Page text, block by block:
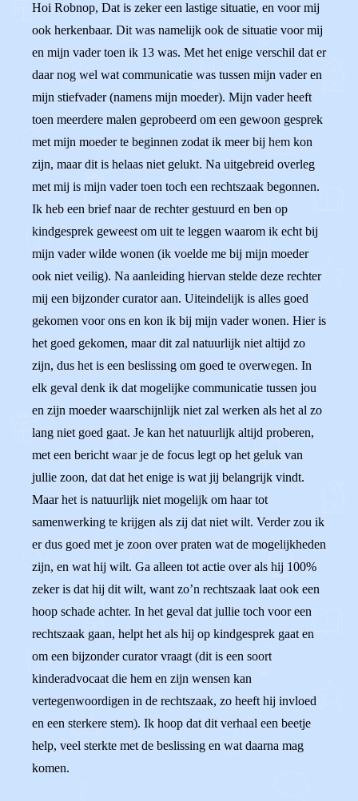
Hoi Robnop, Dat is zeker een lastige situatie, en voor mij
ook herkenbaar. Dit was namelijk ook de situatie voor mij
en mijn vader toen ik 13 was. Met het enige verschil dat er
daar nog wel wat communicatie was tussen mijn vader en
mijn stiefvader (namens mijn moeder). Mijn vader heeft
toen meerdere malen geprobeerd om een gewoon gesprek
met mijn moeder te beginnen zodat ik meer bij hem kon
zijn, maar dit is helaas niet gelukt. Na uitgebreid overleg
met mij is mijn vader toen toch een rechtszaak begonnen.
Ik heb een brief naar de rechter gestuurd en ben op
kindgesprek geweest om uit te leggen waarom ik echt bij
mijn vader wilde wonen (ik voelde me bij mijn moeder
ook niet veilig). Na aanleiding hiervan stelde deze rechter
mij een bijzonder curator aan. Uiteindelijk is alles goed
gekomen voor ons en kon ik bij mijn vader wonen. Hier is
het goed gekomen, maar dit zal natuurlijk niet altijd zo
zijn, dus het is een beslissing om goed te overwegen. In
elk geval denk ik dat mogelijke communicatie tussen jou
en zijn moeder waarschijnlijk niet zal werken als het al zo
lang niet goed gaat. Je kan het natuurlijk altijd proberen,
met een bericht waar je de focus legt op het geluk van
jullie zoon, dat dat het enige is wat jij belangrijk vindt.
Maar het is natuurlijk niet mogelijk om haar tot
samenwerking te krijgen als zij dat niet wilt. Verder zou ik
er dus goed met je zoon over praten wat de mogelijkheden
zijn, en wat hij wilt. Ga alleen tot actie over als hij 100%
zeker is dat hij dit wilt, want zo’n rechtszaak laat ook een
hoop schade achter. In het geval dat jullie toch voor een
rechtszaak gaan, helpt het als hij op kindgesprek gaat en
om een bijzonder curator vraagt (dit is een soort
kinderadvocaat die hem en zijn wensen kan
vertegenwoordigen in de rechtszaak, zo heeft hij invloed
en een sterkere stem). Ik hoop dat dit verhaal een beetje
help, veel sterkte met de beslissing en wat daarna mag
komen.